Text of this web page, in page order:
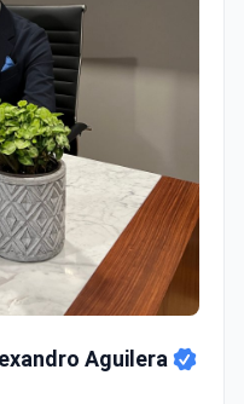
Aguilera